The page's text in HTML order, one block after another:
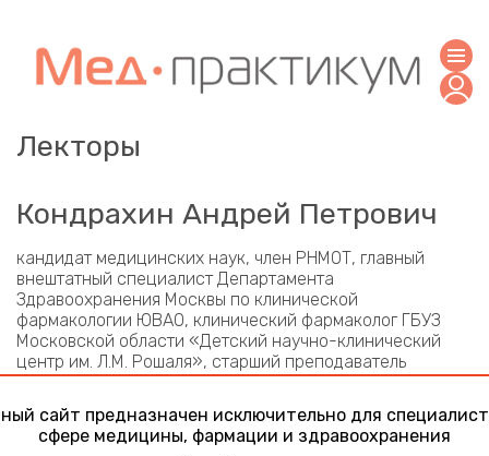
Лекторы
Кондрахин Андрей Петрович
кандидат медицинских наук, член РНМОТ, главный
внештатный специалист Департамента
Здравоохранения Москвы по клинической
фармакологии ЮВАО, клинический фармаколог ГБУЗ
Московской области «Детский научно-клинический
центр им. Л.М. Рошаля», старший преподаватель
кафедры фармакологии института фармации и
медицинской химии ФГАОУ ВО «Российский
национальный исследовательский медицинский
университет имени Н.И. Пирогова» Минздрава России
сайт предназначен исключительно для
сфере медицины, фармации и здравоохранения